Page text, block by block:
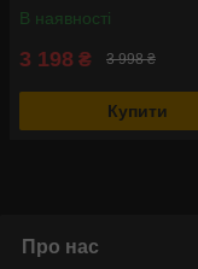
В наявності
3 198 ₴ 3 998 ₴
Купити
Про нас